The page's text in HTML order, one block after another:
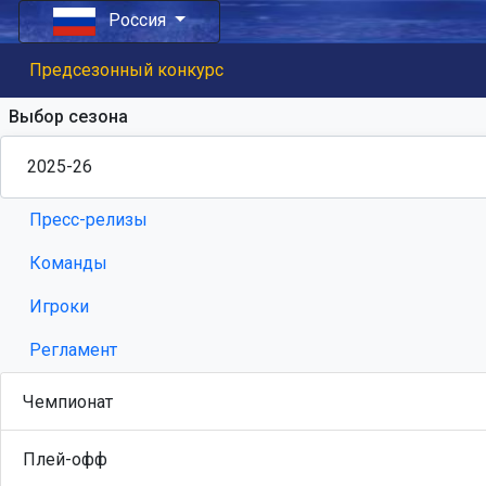
Россия
Предсезонный конкурс
Выбор сезона
Пресс-релизы
Команды
Игроки
Регламент
Чемпионат
Плей-офф